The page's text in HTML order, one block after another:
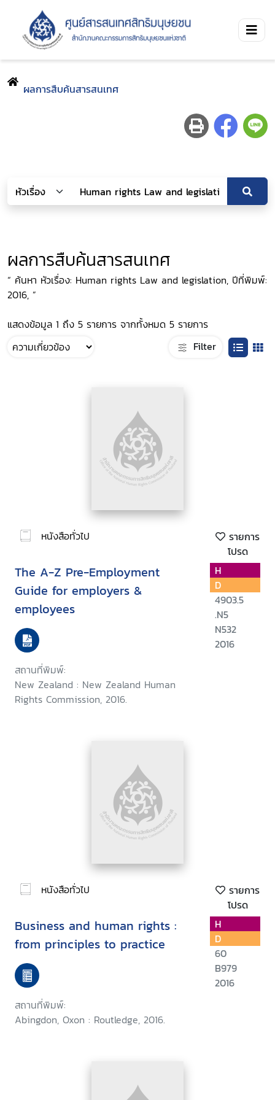
ผลการสืบค้นสารสนเทศ
ผลการสืบค้นสารสนเทศ
“ ค้นหา หัวเรื่อง: Human rights Law and legislation, ปีที่พิมพ์:
2016, ”
แสดงข้อมูล 1 ถึง 5 รายการ จากทั้งหมด 5 รายการ
Filter
หนังสือทั่วไป
รายการ
โปรด
The A-Z Pre-Employment
Guide for employers &
employees
สถานที่พิมพ์:
New Zealand : New Zealand Human
Rights Commission, 2016.
H
D
4903.5
.N5
N532
2016
หนังสือทั่วไป
รายการ
โปรด
Business and human rights :
from principles to practice
สถานที่พิมพ์:
Abingdon, Oxon : Routledge, 2016.
H
D
60
B979
2016